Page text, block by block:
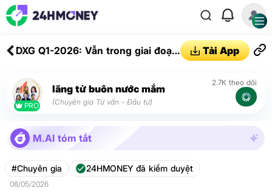
DXG Q1-2026: Vẫn trong giai đoạn
Tải App
PRO
lãng tử buôn nước mắm
(Chuyên gia Tư vấn - Đầu tư)
2.7K theo dõi
M.AI tóm tắt
#Chuyên gia 24HMONEY đã kiểm duyệt
08/05/2026